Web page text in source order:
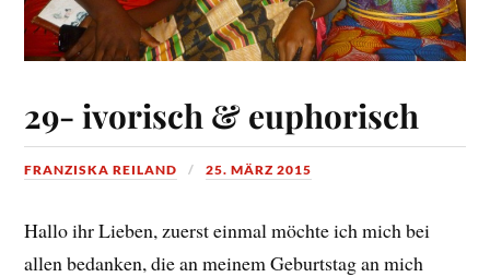
29- ivorisch & euphorisch
FRANZISKA REILAND 25. MÄRZ 2015
Hallo ihr Lieben, zuerst einmal möchte ich mich bei
allen bedanken, die an meinem Geburtstag an mich